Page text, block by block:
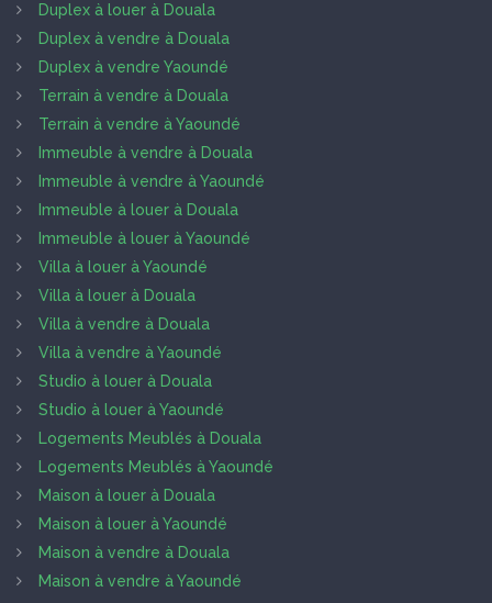
Duplex à louer à Douala
Duplex à vendre à Douala
Duplex à vendre Yaoundé
Terrain à vendre à Douala
Terrain à vendre à Yaoundé
Immeuble à vendre à Douala
Immeuble à vendre à Yaoundé
Immeuble à louer à Douala
Immeuble à louer à Yaoundé
Villa à louer à Yaoundé
Villa à louer à Douala
Villa à vendre à Douala
Villa à vendre à Yaoundé
Studio à louer à Douala
Studio à louer à Yaoundé
Logements Meublés à Douala
Logements Meublés à Yaoundé
Maison à louer à Douala
Maison à louer à Yaoundé
Maison à vendre à Douala
Maison à vendre à Yaoundé